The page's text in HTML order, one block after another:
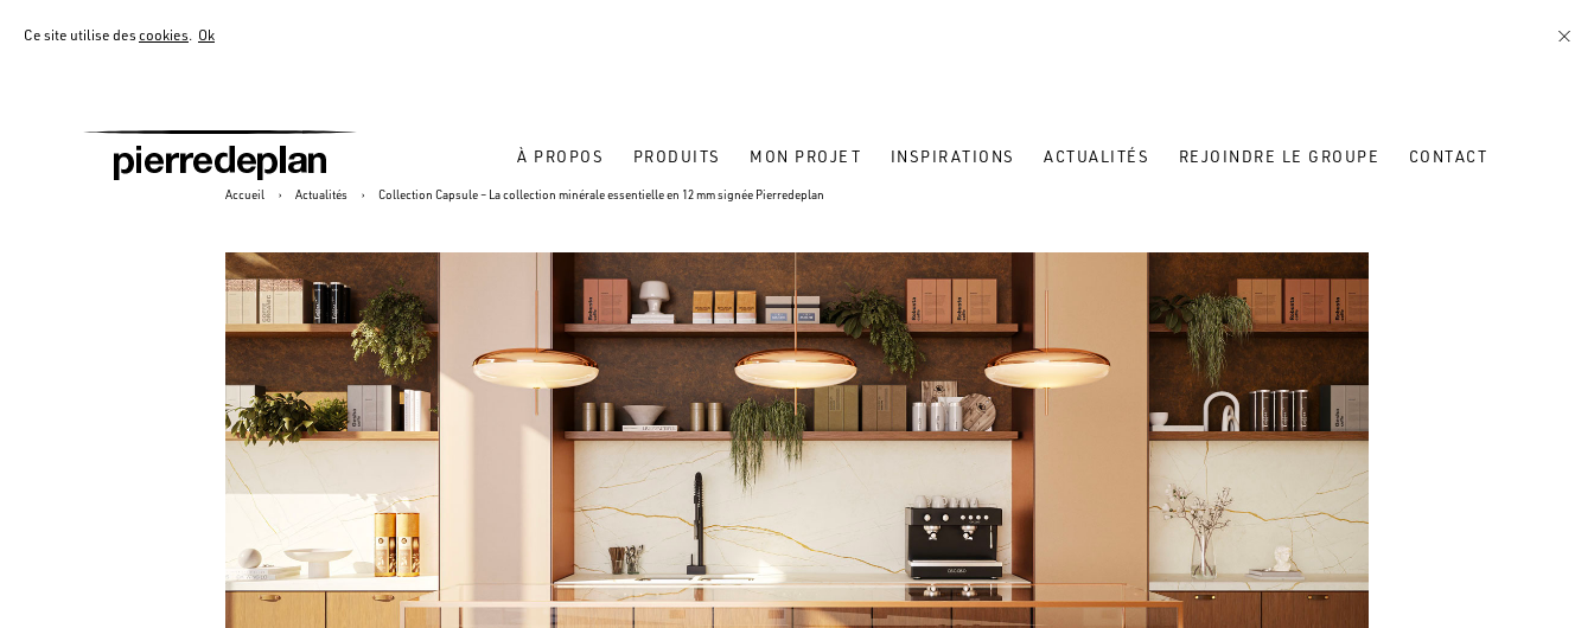
Ce site utilise descookies. Ok
À PROPOS PRODUITS MON PROJET INSPIRATIONS ACTUALITÉS REJOINDRE LE GROUPE CONTACT
Accueil › Actualités › Collection Capsule – La collection minérale essentielle en 12 mm signée Pierredeplan